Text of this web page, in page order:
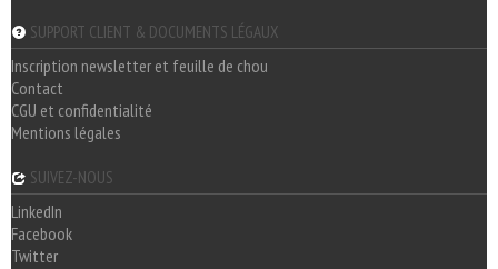
SUPPORT CLIENT & DOCUMENTS LÉGAUX
Inscription newsletter et feuille de chou
Contact
CGU et confidentialité
Mentions légales
SUIVEZ-NOUS
LinkedIn
Facebook
Twitter